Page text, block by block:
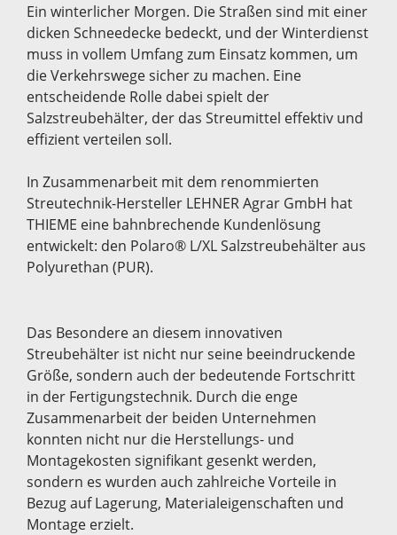
Ein winterlicher Morgen. Die Straßen sind mit einer
dicken Schneedecke bedeckt, und der Winterdienst
muss in vollem Umfang zum Einsatz kommen, um
die Verkehrswege sicher zu machen. Eine
entscheidende Rolle dabei spielt der
Salzstreubehälter, der das Streumittel effektiv und
effizient verteilen soll.
In Zusammenarbeit mit dem renommierten
Streutechnik-Hersteller LEHNER Agrar GmbH hat
THIEME eine bahnbrechende Kundenlösung
entwickelt: den Polaro® L/XL Salzstreubehälter aus
Polyurethan (PUR).
Das Besondere an diesem innovativen
Streubehälter ist nicht nur seine beeindruckende
Größe, sondern auch der bedeutende Fortschritt
in der Fertigungstechnik. Durch die enge
Zusammenarbeit der beiden Unternehmen
konnten nicht nur die Herstellungs- und
Montagekosten signifikant gesenkt werden,
sondern es wurden auch zahlreiche Vorteile in
Bezug auf Lagerung, Materialeigenschaften und
Montage erzielt.